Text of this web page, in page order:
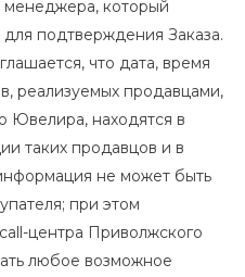
который
подтверждения Заказа.
что дата, время
реализуемых продавцами,
Ювелира, находятся в
таких продавцов и в
не может быть
при этом
центра Приволжского
любое возможное